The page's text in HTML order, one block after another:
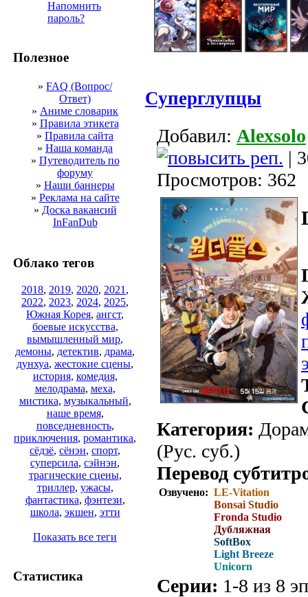
Напомнить
пароль?
Полезное
» FAQ (Вопрос/
Ответ)
» Аниме словарик
» Правила этикета
» Правила сайта
» Наша команда
» Путеводитель по
форуму
» Наши баннеры
» Реклама на сайте
» Доска вакансий
InFanDub
Облако тегов
2018, 2019, 2020, 2021 ,
2022, 2023, 2024, 2025,
Южная Корея, ангст,
боевые искусства,
вымышленный мир,
демоны, детектив, драма,
дунхуа, жестокие сцены,
история, комедия,
мелодрама, меха,
мистика, музыкальный,
наше время,
повседневность,
приключения, романтика,
сёдзё, сёнэн, спорт,
суперсила, сэйнэн,
трагические сцены,
триллер, ужасы,
фантастика, фэнтези,
школа, экшен, этти
Показать все теги
Статистика
Суперглупцы
Добавил: Alexsolo
|
Просмотров: 362
Категория:
(Рус. суб.)
Перевод
Озвучено: LE-Vitation
Bonsai Studio
Fronda Studio
Дубляжная
SoftBox
Light Breeze
Unicorn
Серии: 1-8 из 8